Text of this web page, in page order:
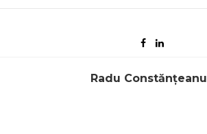
Radu Constănțeanu